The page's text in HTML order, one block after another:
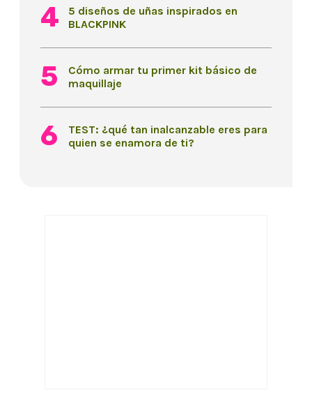
5 diseños de uñas inspirados en
BLACKPINK
Cómo armar tu primer kit básico de
maquillaje
TEST: ¿qué tan inalcanzable eres para
quien se enamora de ti?